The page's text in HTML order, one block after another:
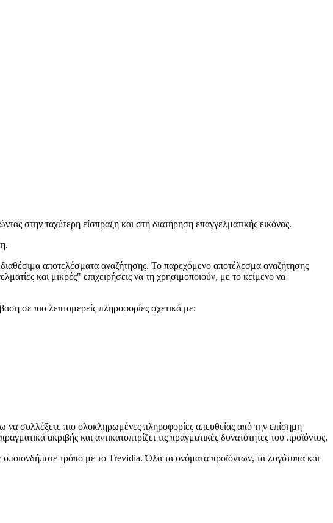
στην ταχύτερη είσπραξη και στη διατήρηση επαγγελματικής εικόνας.
αποτελέσματα αναζήτησης. Το παρεχόμενο αποτέλεσμα αναζήτησης
και μικρές" επιχειρήσεις να τη χρησιμοποιούν, με το κείμενο να
σε πιο λεπτομερείς πληροφορίες σχετικά με:
συλλέξετε πιο ολοκληρωμένες πληροφορίες απευθείας από την επίσημη
ακριβής και αντικατοπτρίζει τις πραγματικές δυνατότητες του προϊόντος.
οποιονδήποτε τρόπο με το Trevidia. Όλα τα ονόματα προϊόντων, τα λογότυπα και